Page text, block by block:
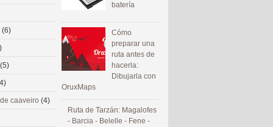
batería
Cómo
preparar una
ruta antes de
hacerla:
Dibujarla con
OruxMaps
Ruta de Tarzán: Magalofes
- Barcia - Belelle - Fene -
(6)
(5)
caaveiro (4)